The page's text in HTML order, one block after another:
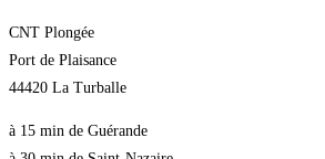
CNT Plongée
Port de Plaisance
44420 La Turballe
à 15 min de Guérande